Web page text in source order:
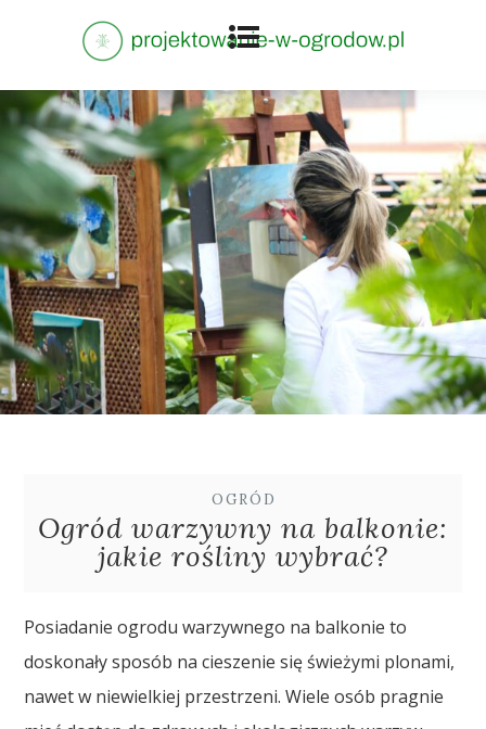
OGRÓD
Ogród warzywny na balkonie:
jakie rośliny wybrać?
Posiadanie ogrodu warzywnego na balkonie to
doskonały sposób na cieszenie się świeżymi plonami,
nawet w niewielkiej przestrzeni. Wiele osób pragnie